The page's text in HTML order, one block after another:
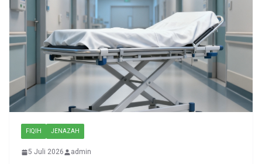
FIQIH JENAZAH
5 Juli 2026 admin